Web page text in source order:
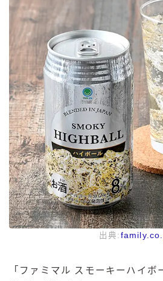
出典:
「ファミマル スモーキーハイ